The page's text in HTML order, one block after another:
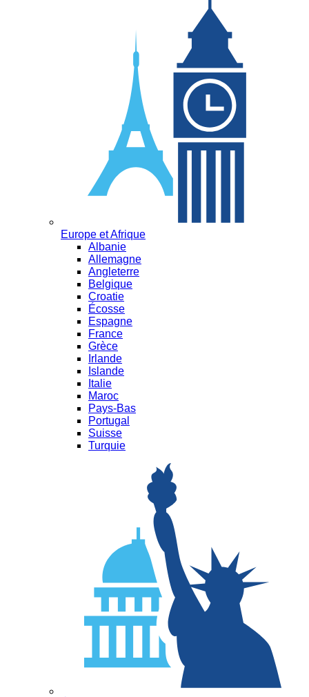
Europe et Afrique
Albanie
Allemagne
Angleterre
Belgique
Croatie
Écosse
Espagne
France
Grèce
Irlande
Islande
Italie
Maroc
Pays-Bas
Portugal
Suisse
Turquie